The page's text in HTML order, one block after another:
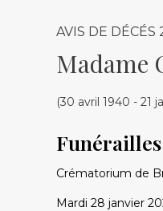
AVIS DE DÉCÉS
Madame
(30 avril 1940 - 21
Crématorium de
Mardi 28 janvier